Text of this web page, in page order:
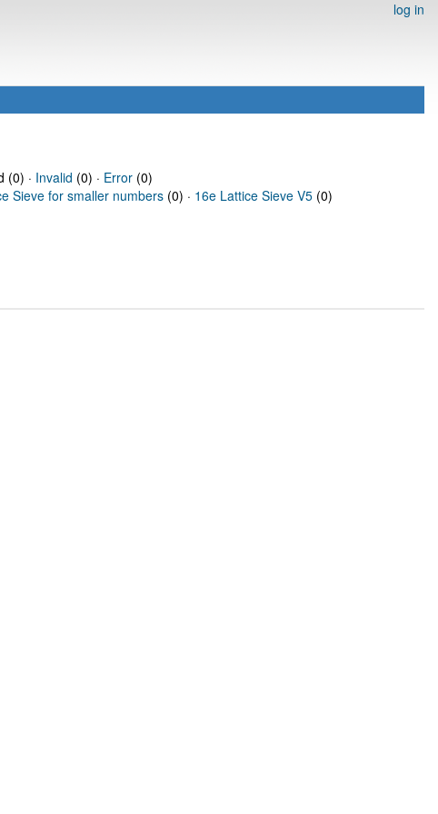
log in
(0) · Invalid (0) · Error(0)
Sieve for smaller numbers (0) · 16e Lattice Sieve V5 (0)